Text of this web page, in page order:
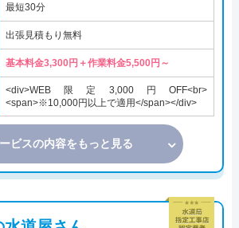
最短30分
出張見積もり無料
基本料金3,300円＋作業料金5,500円～
<div>WEB限定3,000円OFF<br>
<span>※10,000円以上で適用</span></div>
ビスの内容をもっと見る